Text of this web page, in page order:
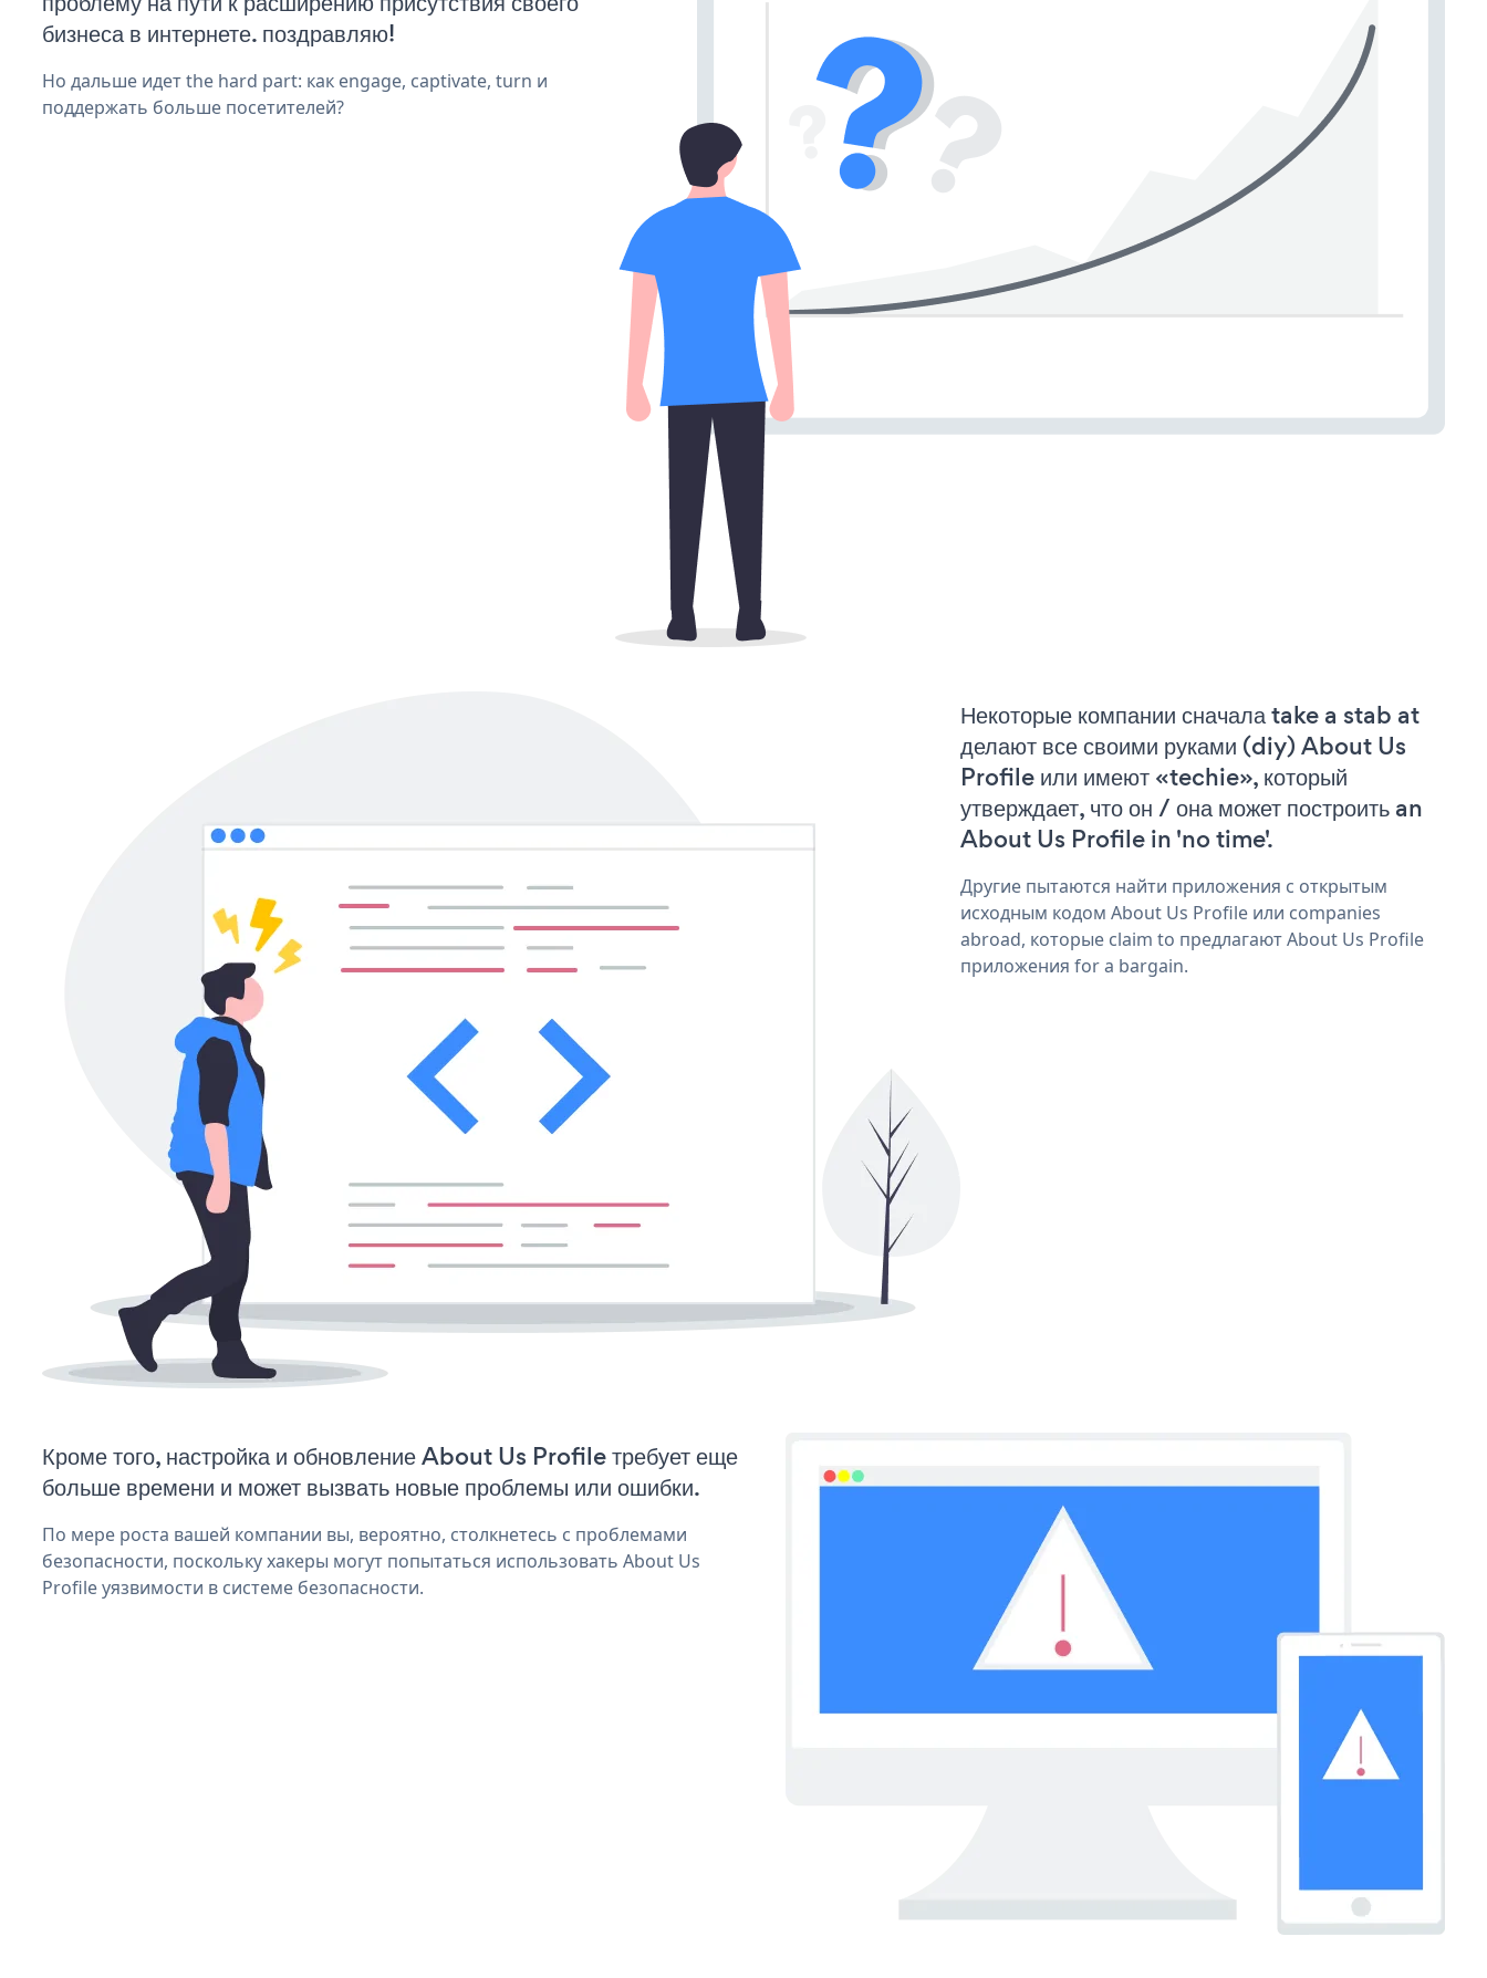
бизнеса в интернете. поздравляю!
Но дальше идет the hard part: как engage, captivate, turn и
поддержать больше посетителей?
Некоторые компании сначала take a stab at
делают все своими руками (diy) About Us
Profile или имеют «techie», который
утверждает, что он / она может построить an
About Us Profile in 'no time'.
Другие пытаются найти приложения с открытым
исходным кодом About Us Profile или companies
abroad, которые claim to предлагают About Us Profile
приложения for a bargain.
Кроме того, настройка и обновление About Us Profile требует еще
больше времени и может вызвать новые проблемы или ошибки.
По мере роста вашей компании вы, вероятно, столкнетесь с проблемами
безопасности, поскольку хакеры могут попытаться использовать About Us
Profile уязвимости в системе безопасности.